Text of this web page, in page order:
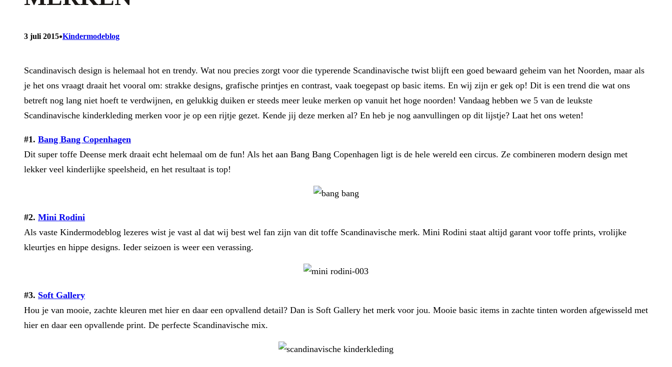
3 juli 2015•Kindermodeblog
Scandinavisch design is helemaal hot en trendy. Wat nou precies zorgt voor die typerende Scandinavische twist blijft een goed bewaard geheim van het Noorden, maar als
je het ons vraagt draait het vooral om: strakke designs, grafische printjes en contrast, vaak toegepast op basic items. En wij zijn er gek op! Dit is een trend die wat ons
betreft nog lang niet hoeft te verdwijnen, en gelukkig duiken er steeds meer leuke merken op vanuit het hoge noorden! Vandaag hebben we 5 van de leukste
Scandinavische kinderkleding merken voor je op een rijtje gezet. Kende jij deze merken al? En heb je nog aanvullingen op dit lijstje? Laat het ons weten!
#1. Bang Bang Copenhagen
Dit super toffe Deense merk draait echt helemaal om de fun! Als het aan Bang Bang Copenhagen ligt is de hele wereld een circus. Ze combineren modern design met
lekker veel kinderlijke speelsheid, en het resultaat is top!
#2. Mini Rodini
Als vaste Kindermodeblog lezeres wist je vast al dat wij best wel fan zijn van dit toffe Scandinavische merk. Mini Rodini staat altijd garant voor toffe prints, vrolijke
kleurtjes en hippe designs. Ieder seizoen is weer een verassing.
#3. Soft Gallery
Hou je van mooie, zachte kleuren met hier en daar een opvallend detail? Dan is Soft Gallery het merk voor jou. Mooie basic items in zachte tinten worden afgewisseld met
hier en daar een opvallende print. De perfecte Scandinavische mix.